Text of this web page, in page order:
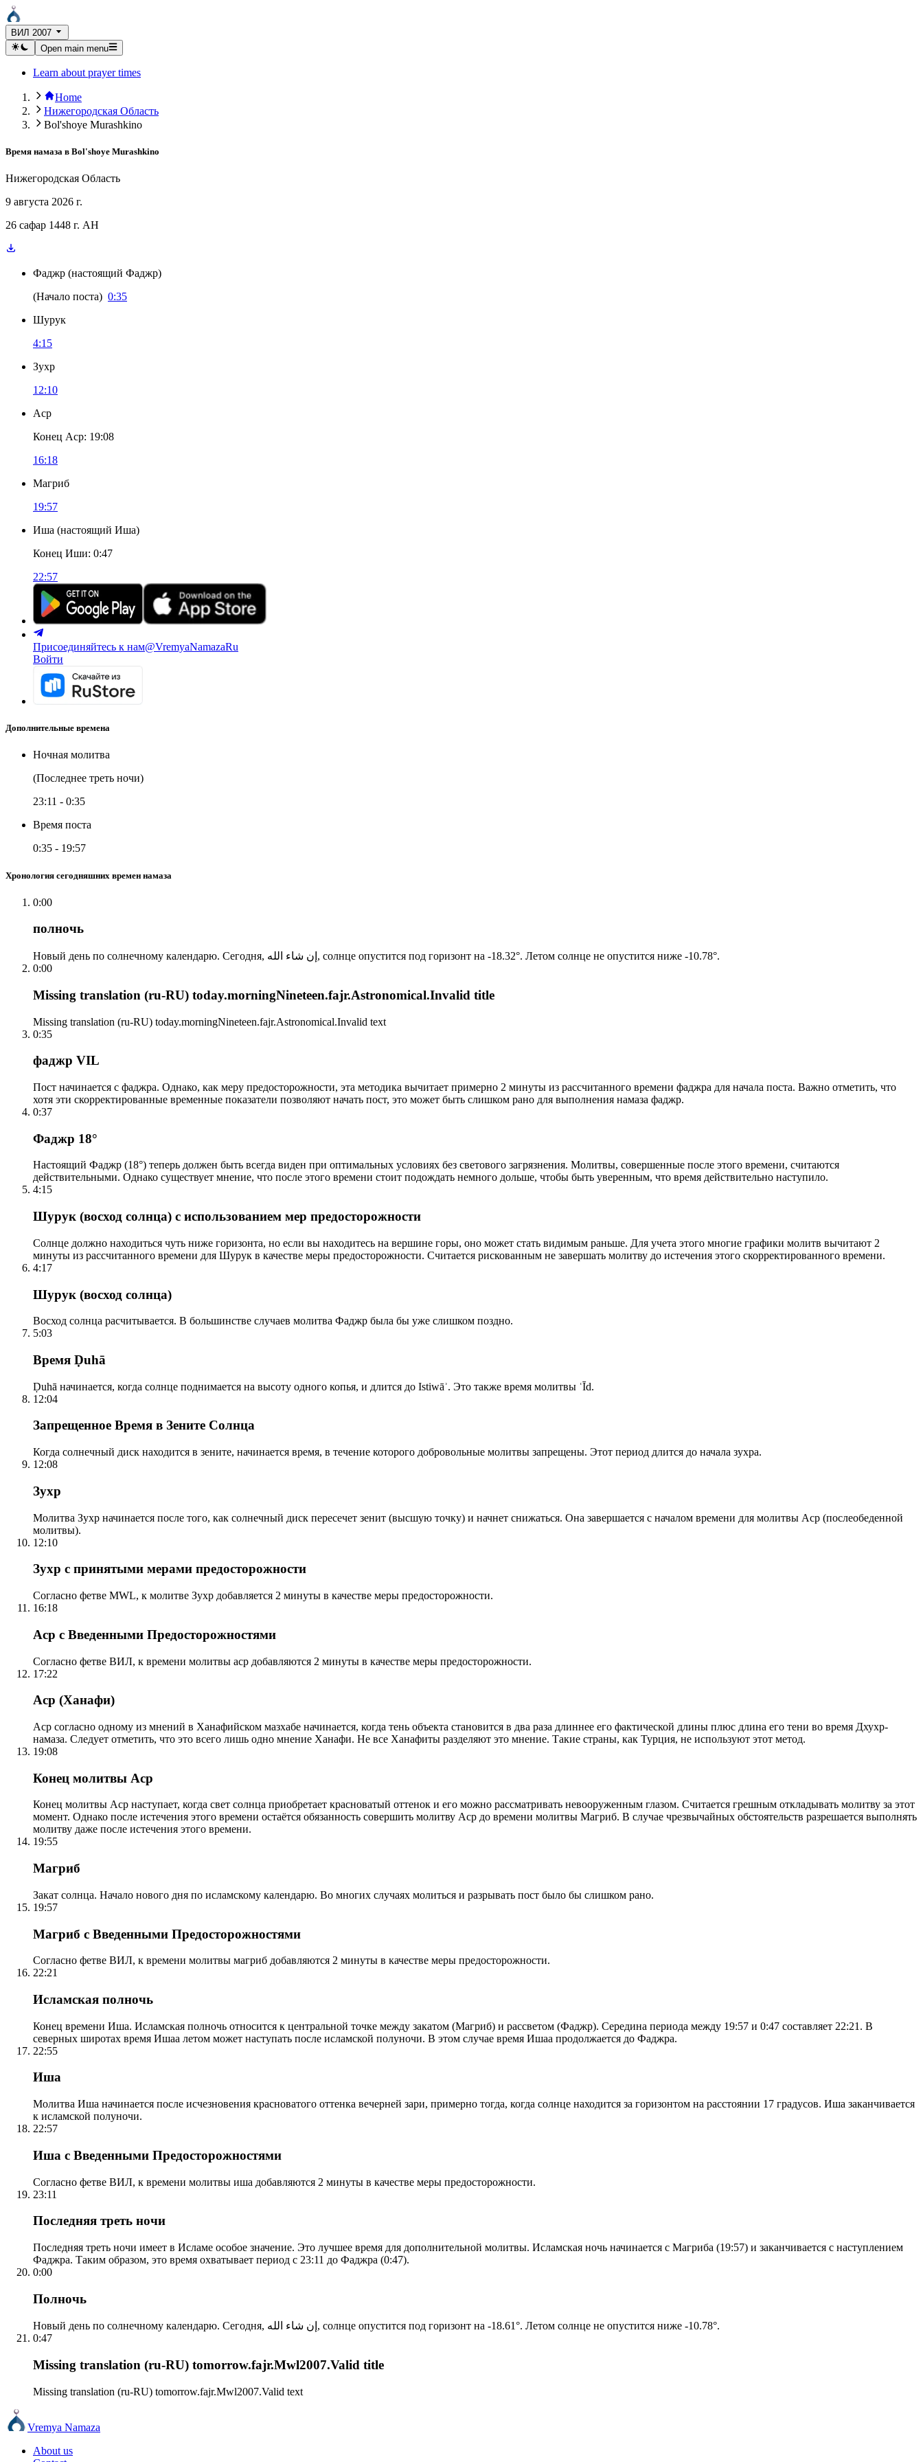
ВИЛ 2007
Open main menu
Learn about prayer times
Home
Нижегородская Область
Bol'shoye Murashkino
Время намаза в Bol'shoye Murashkino
Нижегородская Область
9 августа 2026 г.
26 сафар 1448 г. AH
Фаджр (настоящий Фаджр)
(Начало поста) 0:35
Шурук
4:15
Зухр
12:10
Аср
Конец Аср: 19:08
16:18
Магриб
19:57
Иша (настоящий Иша)
Конец Иши: 0:47
22:57
Присоединяйтесь к нам@VremyaNamazaRu
Войти
Дополнительные времена
Ночная молитва
(Последнее треть ночи)
23:11 - 0:35
Время поста
0:35 - 19:57
Хронология сегодняшних времен намаза
0:00
полночь
Новый день по солнечному календарю. Сегодня, إن شاء الله, солнце опустится под горизонт на -18.32°. Летом солнце не опустится ниже -10.78°.
0:00
Missing translation (ru-RU) today.morningNineteen.fajr.Astronomical.Invalid title
Missing translation (ru-RU) today.morningNineteen.fajr.Astronomical.Invalid text
0:35
фаджр VIL
Пост начинается с фаджра. Однако, как меру предосторожности, эта методика вычитает примерно 2 минуты из рассчитанного времени фаджра для начала поста. Важно отметить, что
хотя эти скорректированные временные показатели позволяют начать пост, это может быть слишком рано для выполнения намаза фаджр.
0:37
Фаджр 18°
Настоящий Фаджр (18°) теперь должен быть всегда виден при оптимальных условиях без светового загрязнения. Молитвы, совершенные после этого времени, считаются
действительными. Однако существует мнение, что после этого времени стоит подождать немного дольше, чтобы быть уверенным, что время действительно наступило.
4:15
Шурук (восход солнца) с использованием мер предосторожности
Солнце должно находиться чуть ниже горизонта, но если вы находитесь на вершине горы, оно может стать видимым раньше. Для учета этого многие графики молитв вычитают 2
минуты из рассчитанного времени для Шурук в качестве меры предосторожности. Считается рискованным не завершать молитву до истечения этого скорректированного времени.
4:17
Шурук (восход солнца)
Восход солнца расчитывается. В большинстве случаев молитва Фаджр была бы уже слишком поздно.
5:03
Время Ḍuhā
Ḍuhā начинается, когда солнце поднимается на высоту одного копья, и длится до Istiwāʾ. Это также время молитвы ʿĪd.
12:04
Запрещенное Время в Зените Солнца
Когда солнечный диск находится в зените, начинается время, в течение которого добровольные молитвы запрещены. Этот период длится до начала зухра.
12:08
Зухр
Молитва Зухр начинается после того, как солнечный диск пересечет зенит (высшую точку) и начнет снижаться. Она завершается с началом времени для молитвы Аср (послеобеденной
молитвы).
12:10
Зухр с принятыми мерами предосторожности
Согласно фетве MWL, к молитве Зухр добавляется 2 минуты в качестве меры предосторожности.
16:18
Аср с Введенными Предосторожностями
Согласно фетве ВИЛ, к времени молитвы аср добавляются 2 минуты в качестве меры предосторожности.
17:22
Аср (Ханафи)
Аср согласно одному из мнений в Ханафийском мазхабе начинается, когда тень объекта становится в два раза длиннее его фактической длины плюс длина его тени во время Дхухр-
намаза. Следует отметить, что это всего лишь одно мнение Ханафи. Не все Ханафиты разделяют это мнение. Такие страны, как Турция, не используют этот метод.
19:08
Конец молитвы Аср
Конец молитвы Аср наступает, когда свет солнца приобретает красноватый оттенок и его можно рассматривать невооруженным глазом. Считается грешным откладывать молитву за этот
момент. Однако после истечения этого времени остаётся обязанность совершить молитву Аср до времени молитвы Магриб. В случае чрезвычайных обстоятельств разрешается выполнять
молитву даже после истечения этого времени.
19:55
Магриб
Закат солнца. Начало нового дня по исламскому календарю. Во многих случаях молиться и разрывать пост было бы слишком рано.
19:57
Магриб с Введенными Предосторожностями
Согласно фетве ВИЛ, к времени молитвы магриб добавляются 2 минуты в качестве меры предосторожности.
22:21
Исламская полночь
Конец времени Иша. Исламская полночь относится к центральной точке между закатом (Магриб) и рассветом (Фаджр). Середина периода между 19:57 и 0:47 составляет 22:21. В
северных широтах время Ишаа летом может наступать после исламской полуночи. В этом случае время Ишаа продолжается до Фаджра.
22:55
Иша
Молитва Иша начинается после исчезновения красноватого оттенка вечерней зари, примерно тогда, когда солнце находится за горизонтом на расстоянии 17 градусов. Иша заканчивается
к исламской полуночи.
22:57
Иша с Введенными Предосторожностями
Согласно фетве ВИЛ, к времени молитвы иша добавляются 2 минуты в качестве меры предосторожности.
23:11
Последняя треть ночи
Последняя треть ночи имеет в Исламе особое значение. Это лучшее время для дополнительной молитвы. Исламская ночь начинается с Магриба (19:57) и заканчивается с наступлением
Фаджра. Таким образом, это время охватывает период с 23:11 до Фаджра (0:47).
0:00
Полночь
Новый день по солнечному календарю. Сегодня, إن شاء الله, солнце опустится под горизонт на -18.61°. Летом солнце не опустится ниже -10.78°.
0:47
Missing translation (ru-RU) tomorrow.fajr.Mwl2007.Valid title
Missing translation (ru-RU) tomorrow.fajr.Mwl2007.Valid text
Vremya Namaza
About us